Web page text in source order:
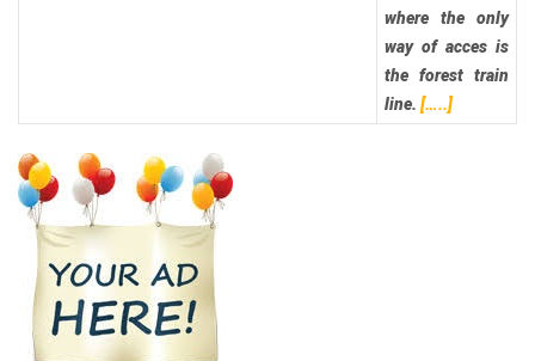
where the only
way of acces is
the forest train
line. […..]